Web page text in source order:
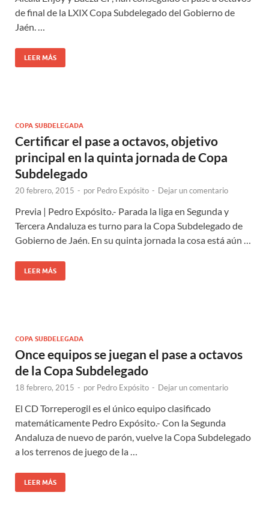
de final de la LXIX Copa Subdelegado del Gobierno de
Jaén. …
LEER MÁS
COPA SUBDELEGADA
Certificar el pase a octavos, objetivo
principal en la quinta jornada de Copa
Subdelegado
20 febrero, 2015 - por Pedro Expósito - Dejar un comentario
Previa | Pedro Expósito.- Parada la liga en Segunda y
Tercera Andaluza es turno para la Copa Subdelegado de
Gobierno de Jaén. En su quinta jornada la cosa está aún …
LEER MÁS
COPA SUBDELEGADA
Once equipos se juegan el pase a octavos
de la Copa Subdelegado
18 febrero, 2015 - por Pedro Expósito - Dejar un comentario
El CD Torreperogil es el único equipo clasificado
matemáticamente Pedro Expósito.- Con la Segunda
Andaluza de nuevo de parón, vuelve la Copa Subdelegado
a los terrenos de juego de la …
LEER MÁS